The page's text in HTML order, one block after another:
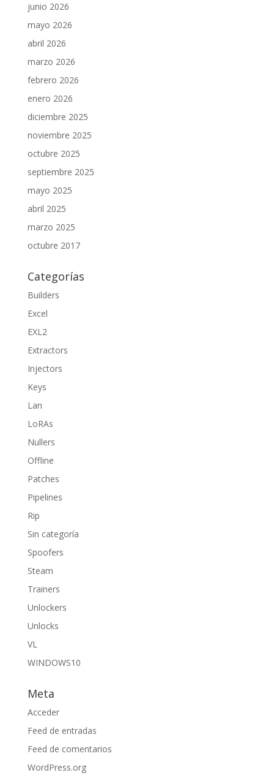
junio 2026
mayo 2026
abril 2026
marzo 2026
febrero 2026
enero 2026
diciembre 2025
noviembre 2025
octubre 2025
septiembre 2025
mayo 2025
abril 2025
marzo 2025
octubre 2017
Categorías
Builders
Excel
EXL2
Extractors
Injectors
Keys
Lan
LoRAs
Nullers
Offline
Patches
Pipelines
Rip
Sin categoría
Spoofers
Steam
Trainers
Unlockers
Unlocks
VL
WINDOWS10
Meta
Acceder
Feed de entradas
Feed de comentarios
WordPress.org